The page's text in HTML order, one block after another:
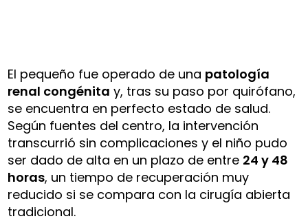
El pequeño fue operado de una patología
renal congénita y, tras su paso por quirófano,
se encuentra en perfecto estado de salud.
Según fuentes del centro, la intervención
transcurrió sin complicaciones y el niño pudo
ser dado de alta en un plazo de entre 24 y 48
horas, un tiempo de recuperación muy
reducido si se compara con la cirugía abierta
tradicional.